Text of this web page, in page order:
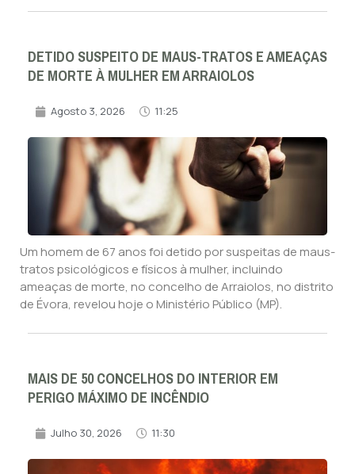
DETIDO SUSPEITO DE MAUS-TRATOS E AMEAÇAS
DE MORTE À MULHER EM ARRAIOLOS
Agosto 3, 2026 11:25
Um homem de 67 anos foi detido por suspeitas de maus-
tratos psicológicos e físicos à mulher, incluindo
ameaças de morte, no concelho de Arraiolos, no distrito
de Évora, revelou hoje o Ministério Público (MP).
MAIS DE 50 CONCELHOS DO INTERIOR EM
PERIGO MÁXIMO DE INCÊNDIO
Julho 30, 2026 11:30